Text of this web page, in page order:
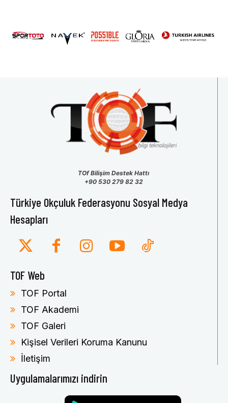
TOf Bilişim Destek Hattı
+90 530 279 82 32
Türkiye Okçuluk Federasyonu Sosyal Medya
Hesapları
TOF Web
TOF Portal
TOF Akademi
TOF Galeri
Kişisel Verileri Koruma Kanunu
İletişim
Uygulamalarımızı indirin